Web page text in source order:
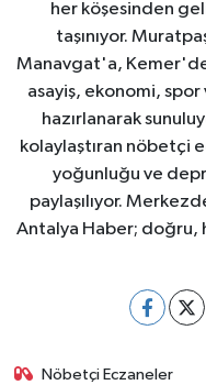
her köşesinden
taşınıyor.
Manavgat'a,
asayiş, ekonomi,
hazırlanarak
kolaylaştıran nöbetçi
yoğunluğu ve
paylaşılıyor.
Antalya Haber; doğru,
Nöbetçi Eczaneler